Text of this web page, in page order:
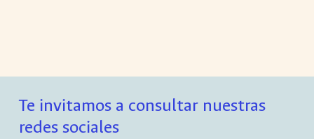
Te invitamos a consultar nuestras
redes sociales